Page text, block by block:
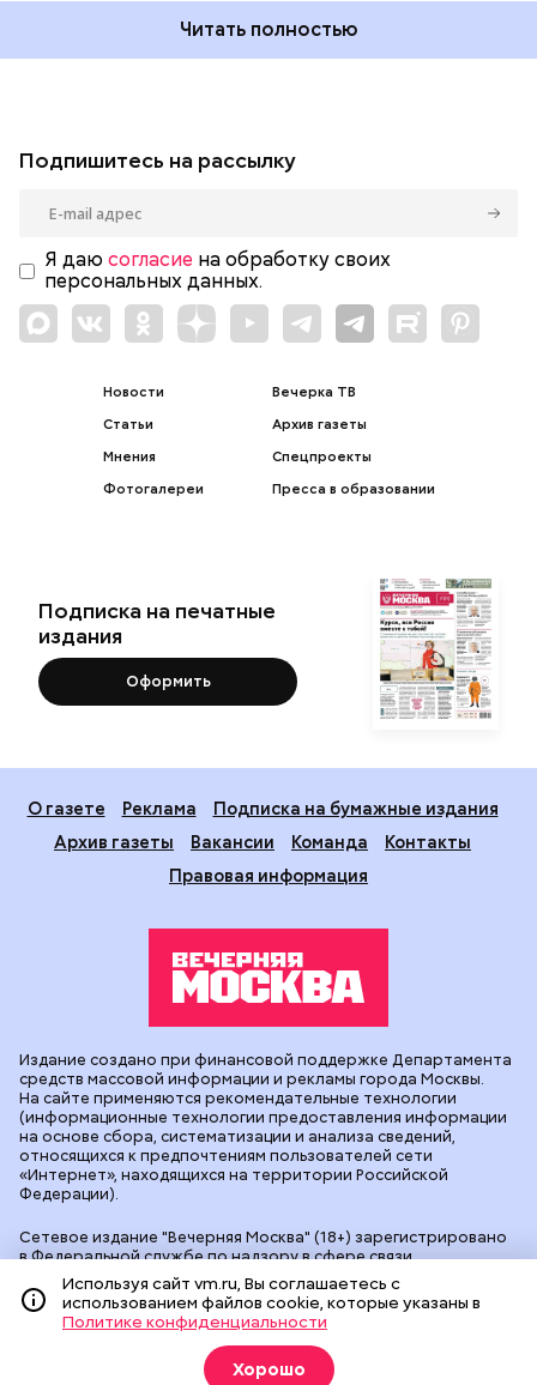
Читать полностью
Подпишитесь на рассылку
Я даю согласие на обработку своих
персональных данных.
Новости
Статьи
Мнения
Фотогалереи
Вечерка ТВ
Архив газеты
Спецпроекты
Пресса в образовании
Подписка на печатные
издания
Оформить
О газете Реклама
Подписка на бумажные издания
Архив газеты
Вакансии Команда
Контакты
Правовая информация
Сетевое издание "Вечерняя Москва" (18+) зарегистрировано
в Федеральной службе по надзору в сфере связи,
информационных технологий и массовых коммуникаций
(Роскомнадзор). Свидетельство о регистрации ЭЛ № ФС 77 -
90524 от 09.12.2025. Учредитель: АО "Редакция газеты
"Вечерняя Москва". Главный редакторvm.ru
Геннадьевич Глуходедов. Адрес редакции: 127015, г.Москва,
Бумажный пр-д, д. 14, стр. 2. Телефон:
+7(499)557-04-24
Издание создано при финансовой поддержке Департамента
средств массовой информации и рекламы города Москвы.
На сайте применяются рекомендательные технологии
(информационные технологии предоставления информации
на основе сбора, систематизации и анализа сведений,
относящихся к предпочтениям пользователей сети
«Интернет», находящихся на территории Российской
Федерации).
Используя сайт vm.ru, Вы соглашаетесь с
использованием файлов cookie, которые указаны в
Политике конфиденциальности
Хорошо